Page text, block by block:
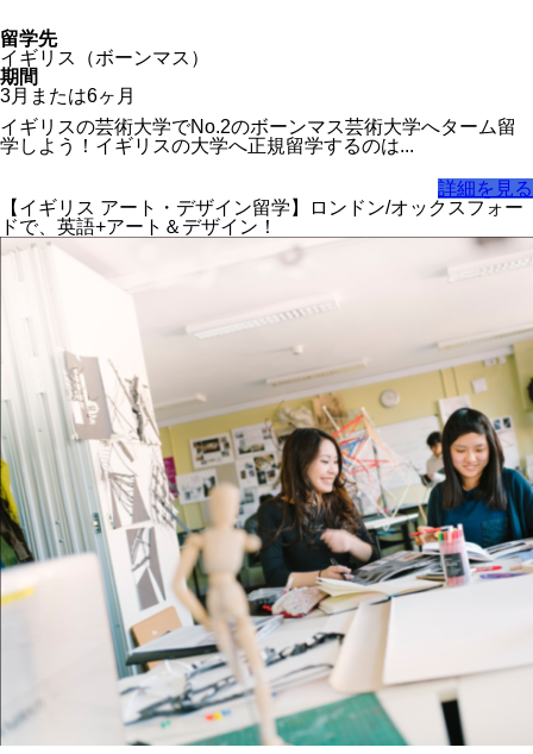
留学先
イギリス（ボーンマス）
期間
3月または6ヶ月
イギリスの芸術大学でNo.2のボーンマス芸術大学へターム留
学しよう！イギリスの大学へ正規留学するのは...
詳細を見る
【イギリス アート・デザイン留学】ロンドン/オックスフォー
ドで、英語+アート＆デザイン！